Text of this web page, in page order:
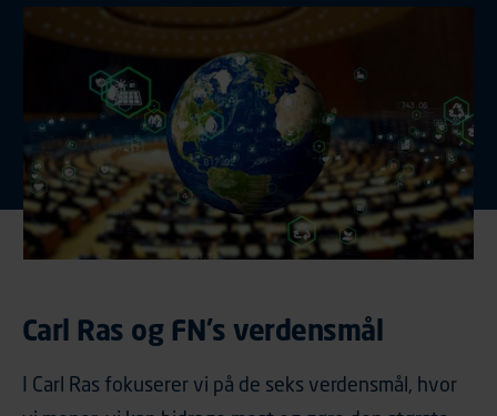
Carl Ras og FN's verdensmål
I Carl Ras fokuserer vi på de seks verdensmål, hvor